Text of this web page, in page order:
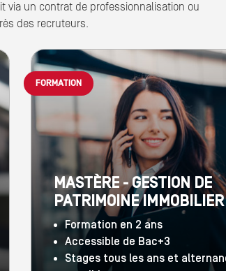
via un contrat de professionnalisation ou
des recruteurs.
MASTÈRE - GESTION DE
PATRIMOINE IMMOBILIER
Formation en 2 ans
Accessible de Bac+3
Stages tous les ans et
FORMATION